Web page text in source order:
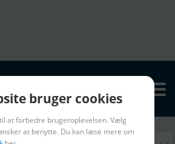
bruger cookies
at forbedre brugeroplevelsen. Vælg
at benytte. Du kan læse mere om